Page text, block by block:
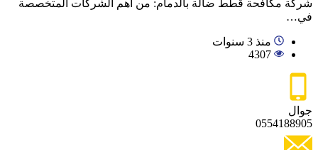
شركة مكافحة قطط ضالة بالدمام: من أهم الشركات المتخصصة
في…
منذ 3 سنوات
4307
جوال
0554188905